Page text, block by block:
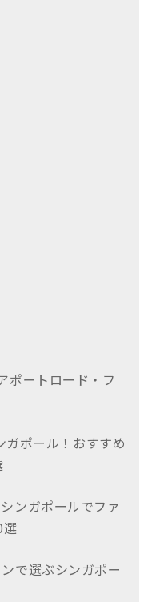
ポートロード・フ
ガポール！おすすめ
ンガポールでファ
選
で選ぶシンガポー